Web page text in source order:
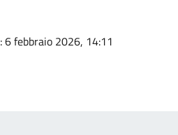
: 6 febbraio 2026, 14:11